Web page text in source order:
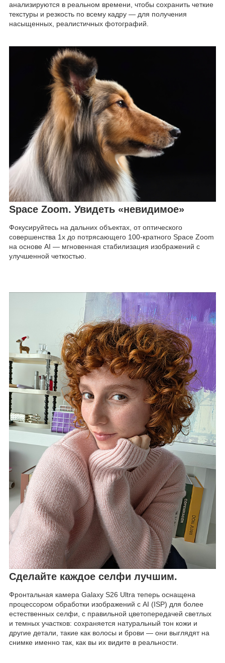
анализируются в реальном времени, чтобы сохранить четкие
текстуры и резкость по всему кадру — для получения
насыщенных, реалистичных фотографий.
Space Zoom. Увидеть «невидимое»
Фокусируйтесь на дальних объектах, от оптического
совершенства 1x до потрясающего 100-кратного Space Zoom
на основе AI — мгновенная стабилизация изображений с
улучшенной четкостью.
Сделайте каждое селфи лучшим.
Фронтальная камера Galaxy S26 Ultra теперь оснащена
процессором обработки изображений с AI (ISP) для более
естественных селфи, с правильной цветопередачей светлых
и темных участков: сохраняется натуральный тон кожи и
другие детали, такие как волосы и брови — они выглядят на
снимке именно так, как вы их видите в реальности.